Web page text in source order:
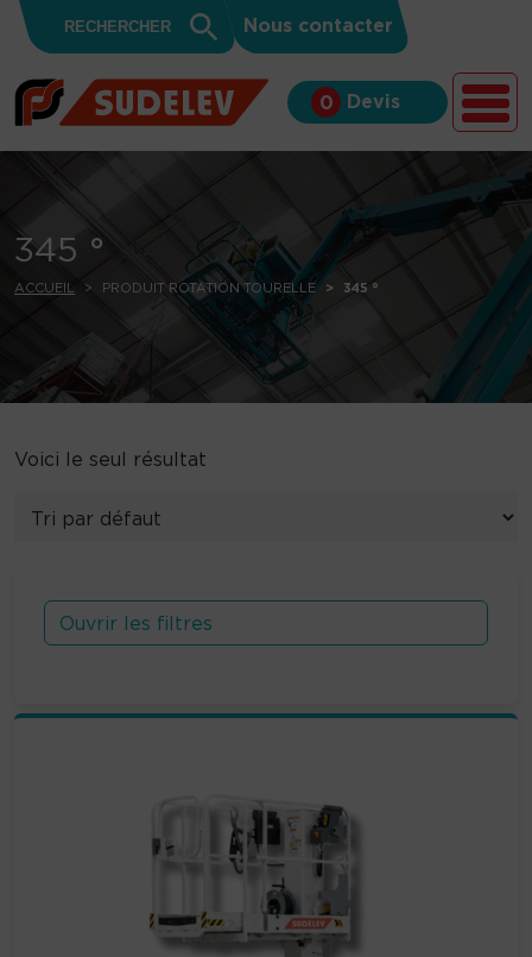
Skip to content
for:
Search
Button
Nous contacter
0 Devis
345 °
ACCUEIL PRODUIT ROTATION TOURELLE 345 °
Voici le seul résultat
Ouvrir les filtres